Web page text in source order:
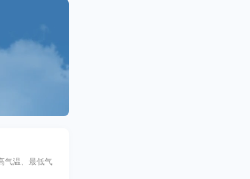
气温、最低气